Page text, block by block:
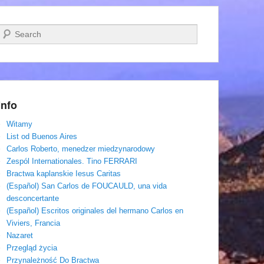
Szukaj
Witamy
List od Buenos Aires
Carlos Roberto, menedzer miedzynarodowy
Zespól Internationales. Tino FERRARI
Bractwa kaplanskie Iesus Caritas
(Español) San Carlos de FOUCAULD, una vida
desconcertante
(Español) Escritos originales del hermano Carlos en
Viviers, Francia
Nazaret
Przegląd życia
Przynależność Do Bractwa